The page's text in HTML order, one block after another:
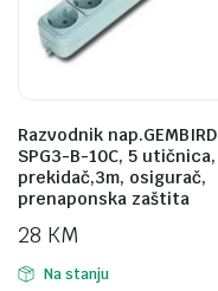
Razvodnik nap.GEMBIRD
SPG3-B-10C, 5 utičnica,
prekidač,3m, osigurač,
prenaponska zaštita
28 KM
Na stanju